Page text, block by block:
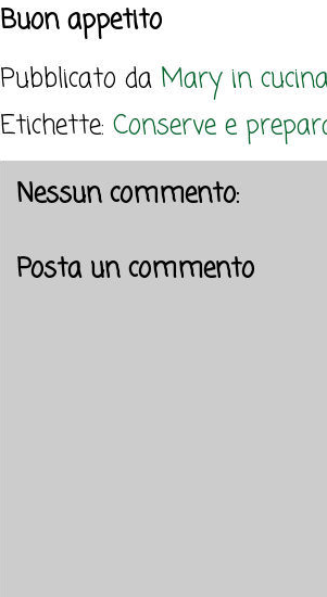
Buon appetito
Pubblicato da Mary in
Etichette: Conserve e
Nessun commento:
Posta un commento